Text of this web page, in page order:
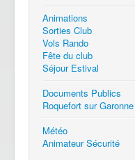
Animations
Sorties Club
Vols Rando
Fête du club
Séjour Estival
Documents Publics
Roquefort sur Garonne
Météo
Animateur Sécurité